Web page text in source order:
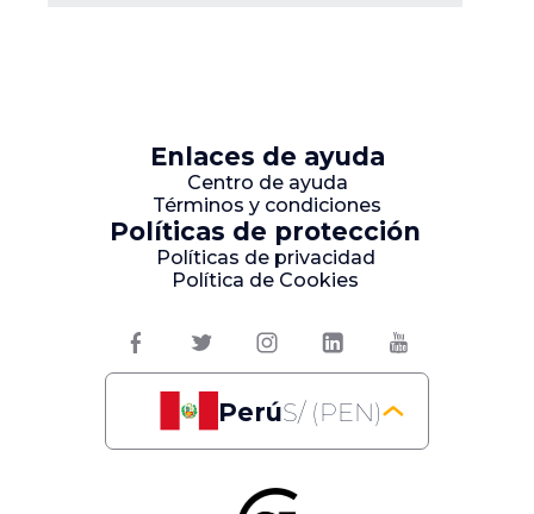
Enlaces de ayuda
Centro de ayuda
Términos y condiciones
Políticas de protección
Políticas de privacidad
Política de Cookies
PerúS/ (PEN)